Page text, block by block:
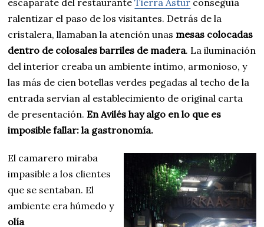
escaparate del restauranteTierra Astur conseguía
ralentizar el paso de los visitantes. Detrás de la
cristalera, llamaban la atención unas mesas colocadas
dentro de colosales barriles de madera. La iluminación
del interior creaba un ambiente íntimo, armonioso, y
las más de cien botellas verdes pegadas al techo de la
entrada servían al establecimiento de original carta
de presentación.En Avilés hay algo en lo que es
imposible fallar: la gastronomía.
El camarero miraba
impasible a los clientes
que se sentaban. El
ambiente era húmedo y
olía